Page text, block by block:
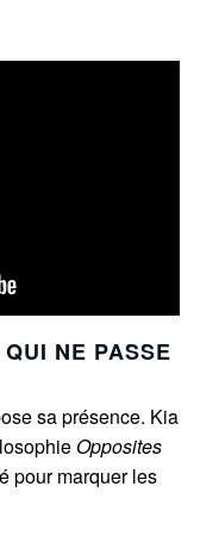
NE PASSE
sa présence. Kia
Opposites
pour marquer les